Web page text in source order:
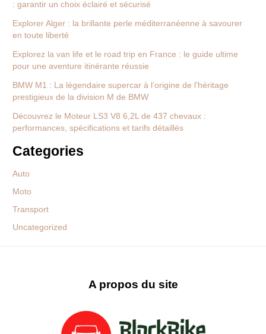
: garantir un choix éclairé et sécurisé
Explorer Alger : la brillante perle méditerranéenne à savourer
en toute liberté
Explorez la van life et le road trip en France : le guide ultime
pour une aventure itinérante réussie
BMW M1 : La légendaire supercar à l’origine de l’héritage
prestigieux de la division M de BMW
Découvrez le Moteur LS3 V8 6,2L de 437 chevaux :
performances, spécifications et tarifs détaillés
Categories
Auto
Moto
Transport
Uncategorized
A propos du site